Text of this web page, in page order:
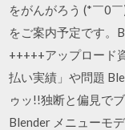
をがんがろう (*￣0
をご案内予定です。
+++++アップロード
払い実績」や問題
ゥッ!!独断と偏見で
Blender メニューモ